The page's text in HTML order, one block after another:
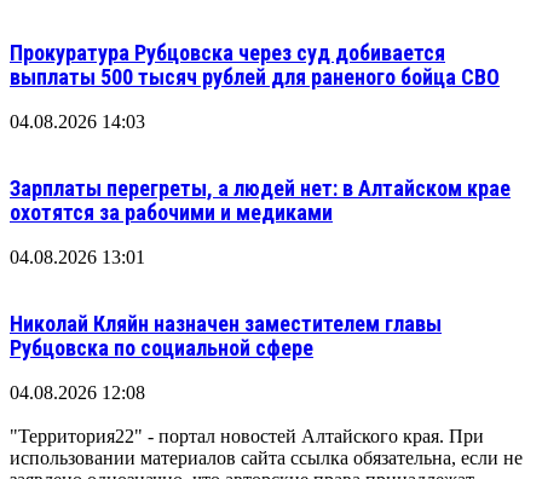
Прокуратура Рубцовска через суд добивается
выплаты 500 тысяч рублей для раненого бойца СВО
04.08.2026 14:03
Зарплаты перегреты, а людей нет: в Алтайском крае
охотятся за рабочими и медиками
04.08.2026 13:01
Николай Кляйн назначен заместителем главы
Рубцовска по социальной сфере
04.08.2026 12:08
"Территория22" - портал новостей Алтайского края. При
использовании материалов сайта ссылка обязательна, если не